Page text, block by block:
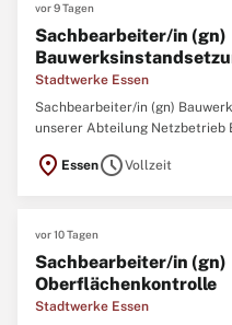
vor 9 Tagen
Sachbearbeiter/in (gn)
Stadtwerke Essen
Sachbearbeiter/in (gn)
unserer Abteilung Netzbetrieb
Shared Service suchen wir
Sachbearbeiter/in (gn)
location_on EssenscheduleVollzeit
vor 10 Tagen
Sachbearbeiter/in (gn)
Oberflächenkontrolle
Stadtwerke Essen